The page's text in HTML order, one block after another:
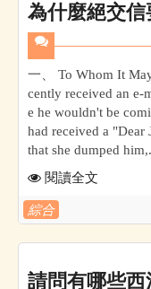
為什麼絕交信
一、 To Whom It
cently received an
e he wouldn't be
had received a
that she dumped
閱讀全文
綜合
請問有哪些